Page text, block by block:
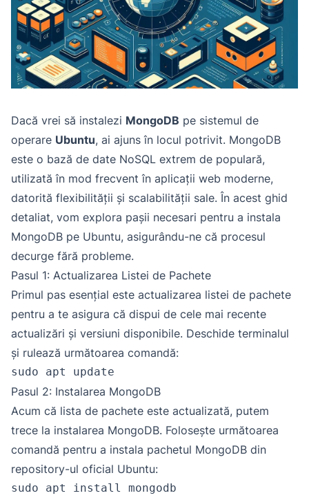
Dacă vrei să instalezi MongoDB pe sistemul de
operare Ubuntu, ai ajuns în locul potrivit. MongoDB
este o bază de date NoSQL extrem de populară,
utilizată în mod frecvent în aplicații web moderne,
datorită flexibilității și scalabilității sale. În acest ghid
detaliat, vom explora pașii necesari pentru a instala
MongoDB pe Ubuntu, asigurându-ne că procesul
decurge fără probleme.
Pasul 1: Actualizarea Listei de Pachete
Primul pas esențial este actualizarea listei de pachete
pentru a te asigura că dispui de cele mai recente
actualizări și versiuni disponibile. Deschide terminalul
și rulează următoarea comandă:
sudo apt update
Pasul 2: Instalarea MongoDB
Acum că lista de pachete este actualizată, putem
trece la instalarea MongoDB. Folosește următoarea
comandă pentru a instala pachetul MongoDB din
repository-ul oficial Ubuntu:
sudo apt install mongodb